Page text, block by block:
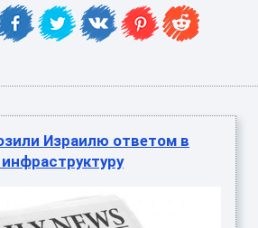
Израилю ответом в
инфраструктуру